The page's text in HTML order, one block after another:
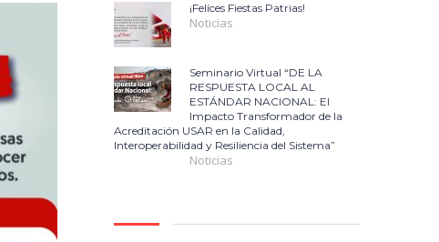
¡Felíces Fiestas Patrias!
Noticias
Seminario Virtual “DE LA
RESPUESTA LOCAL AL
ESTÁNDAR NACIONAL: El
Impacto Transformador de la
Acreditación USAR en la Calidad,
Interoperabilidad y Resiliencia del Sistema”
Noticias